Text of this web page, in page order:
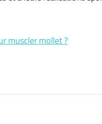
muscler mollet ?